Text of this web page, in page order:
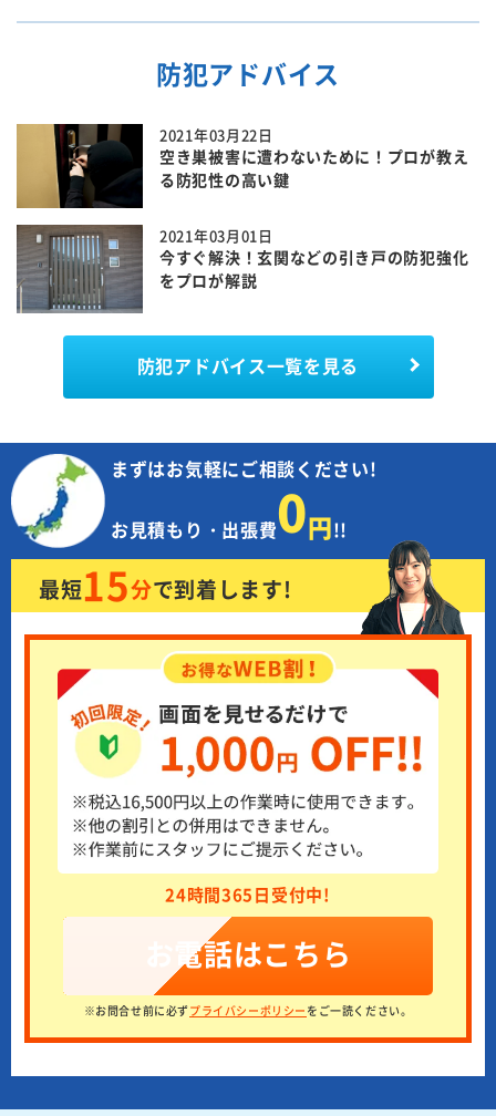
防犯アドバイス
2021年03月22日
空き巣被害に遭わないために！プロが教え
る防犯性の高い鍵
2021年03月01日
今すぐ解決！玄関などの引き戸の防犯強化
をプロが解説
防犯アドバイス一覧を見る
まずはお気軽にご相談ください!
お見積もり・出張費0円!!
最短15分で到着します!
24時間365日受付中!
お電話はこちら
※お問合せ前に必ずプライバシーポリシー をご一読ください。